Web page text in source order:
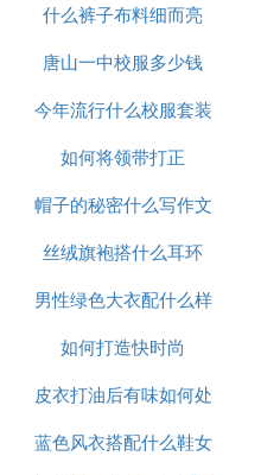
什么裤子布料细而亮
唐山一中校服多少钱
今年流行什么校服套装
如何将领带打正
帽子的秘密什么写作文
丝绒旗袍搭什么耳环
男性绿色大衣配什么样
的裤子
如何打造快时尚
皮衣打油后有味如何处
理
蓝色风衣搭配什么鞋女